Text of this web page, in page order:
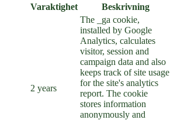
Varaktighet Beskrivning
2 years
The _ga cookie,
installed by Google
Analytics, calculates
visitor, session and
campaign data and also
keeps track of site usage
for the site's analytics
report. The cookie
stores information
anonymously and